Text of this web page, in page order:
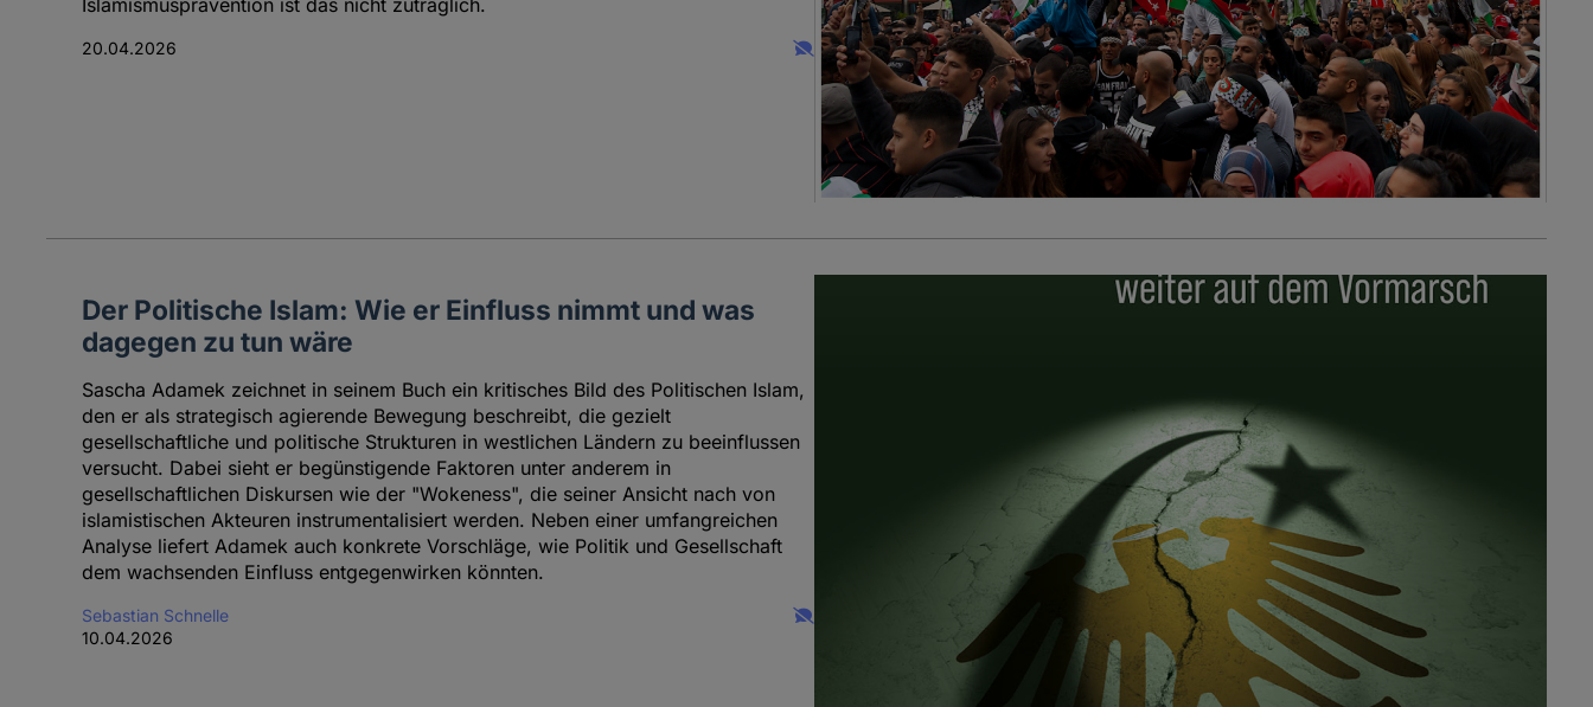
Islamismusprävention ist das nicht zuträglich.
20.04.2026
Der Politische Islam: Wie er Einfluss nimmt und was
dagegen zu tun wäre
Sascha Adamek zeichnet in seinem Buch ein kritisches Bild des Politischen Islam,
den er als strategisch agierende Bewegung beschreibt, die gezielt
gesellschaftliche und politische Strukturen in westlichen Ländern zu beeinflussen
versucht. Dabei sieht er begünstigende Faktoren unter anderem in
gesellschaftlichen Diskursen wie der "Wokeness", die seiner Ansicht nach von
islamistischen Akteuren instrumentalisiert werden. Neben einer umfangreichen
Analyse liefert Adamek auch konkrete Vorschläge, wie Politik und Gesellschaft
dem wachsenden Einfluss entgegenwirken könnten.
Sebastian Schnelle
10.04.2026